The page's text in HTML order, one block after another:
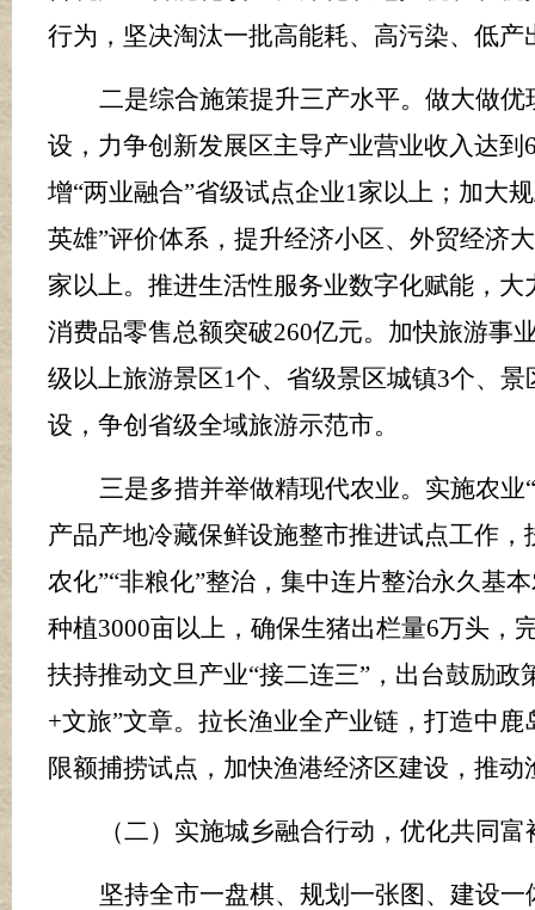
行为，坚决淘汰一批高能耗、高污染、低产
二是综合施策提升三产水平。 做大做优
设，力争创新发展区主导产业营业收入达到
增“两业融合”省级试点企业1家以上；加大
英雄”评价体系，提升经济小区、外贸经济
家以上。推进生活性服务业数字化赋能，
消费品零售总额突破260亿元。加快旅游事
级以上旅游景区1个、省级景区城镇3个、景
设， 争创 省级全域旅游示范市。
三是多措并举做精现代农业。 实施农业
产品产地冷藏保鲜设施整市推进试点工作
农化”“非粮化”整治，集中连片整治永久基
种植3000亩以上，确保生猪出栏量6万头，
扶持推动文旦产业“接二连三”，出台鼓励
+文旅”文章。拉长渔业全产业链，打造中
限额捕捞试点，加快渔港经济区建设，推
（二）实施城乡融合行动，优化共同
坚持全市一盘棋、规划一张图、建设